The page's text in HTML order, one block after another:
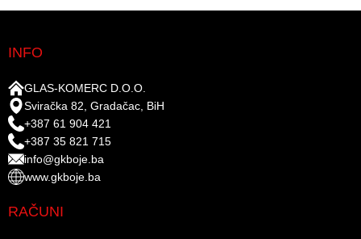
INFO
GLAS-KOMERC D.O.O.
Sviračka 82, Gradačac, BiH
+387 61 904 421
+387 35 821 715
info@gkboje.ba
www.gkboje.ba
RAČUNI